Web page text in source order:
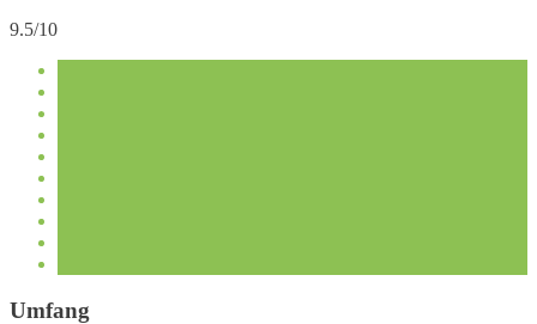
9.5/10
Umfang